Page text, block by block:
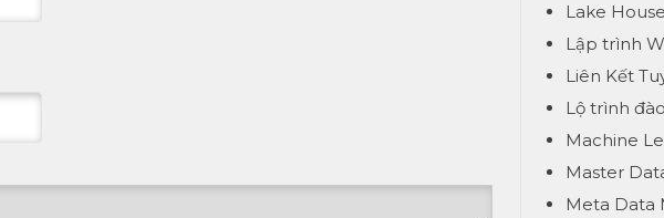
Lake House
Lập trình
Liên Kết
Lộ trình
Machine
Master
Meta Data